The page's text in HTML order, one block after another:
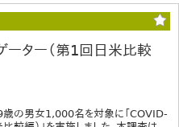
ター（第1回日米比較
の男女1,000名を対象に「COVID-